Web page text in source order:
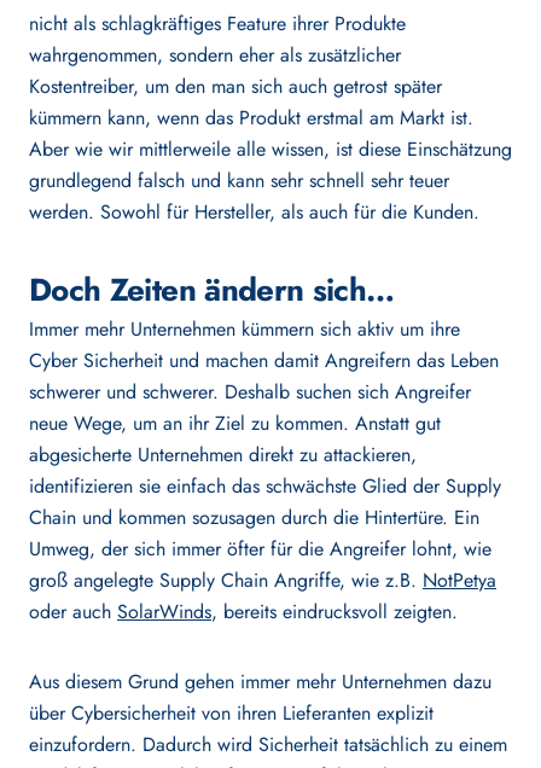
nicht als schlagkräftiges Feature ihrer Produkte
wahrgenommen, sondern eher als zusätzlicher
Kostentreiber, um den man sich auch getrost später
kümmern kann, wenn das Produkt erstmal am Markt ist.
Aber wie wir mittlerweile alle wissen, ist diese Einschätzung
grundlegend falsch und kann sehr schnell sehr teuer
werden. Sowohl für Hersteller, als auch für die Kunden.
Doch Zeiten ändern sich…
Immer mehr Unternehmen kümmern sich aktiv um ihre
Cyber Sicherheit und machen damit Angreifern das Leben
schwerer und schwerer. Deshalb suchen sich Angreifer
neue Wege, um an ihr Ziel zu kommen. Anstatt gut
abgesicherte Unternehmen direkt zu attackieren,
identifizieren sie einfach das schwächste Glied der Supply
Chain und kommen sozusagen durch die Hintertüre. Ein
Umweg, der sich immer öfter für die Angreifer lohnt, wie
groß angelegte Supply Chain Angriffe, wie z.B. NotPetya
oder auch SolarWinds, bereits eindrucksvoll zeigten.
Aus diesem Grund gehen immer mehr Unternehmen dazu
über Cybersicherheit von ihren Lieferanten explizit
einzufordern. Dadurch wird Sicherheit tatsächlich zu einem
Webinars
COMPANY
About
Customer Stories
Jobs
Become a Partner
Deutsch English